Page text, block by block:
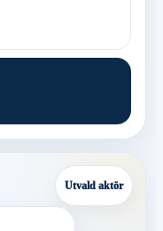
Utvald aktör